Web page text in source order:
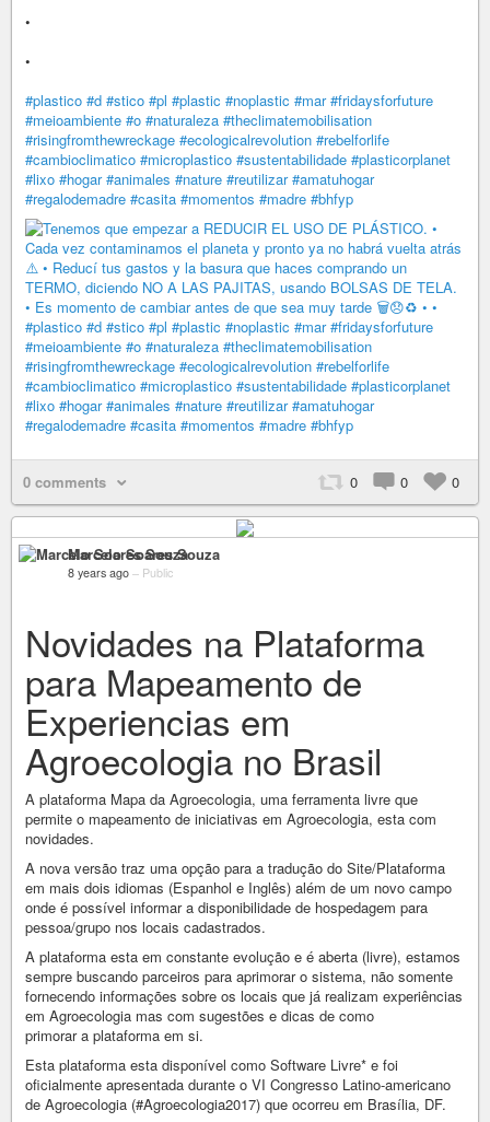
•
•
#plastico #d #stico #pl #plastic #noplastic #mar #fridaysforfuture
#meioambiente #o #naturaleza #theclimatemobilisation
#risingfromthewreckage #ecologicalrevolution #rebelforlife
#cambioclimatico #microplastico #sustentabilidade #plasticorplanet
#lixo #hogar #animales #nature #reutilizar #amatuhogar
#regalodemadre #casita #momentos #madre #bhfyp
0 comments 0 0 0
Marcelo Soares Souza
8 years ago – Public
Novidades na Plataforma
para Mapeamento de
Experiencias em
Agroecologia no Brasil
A plataforma Mapa da Agroecologia, uma ferramenta livre que
permite o mapeamento de iniciativas em Agroecologia, esta com
novidades.
A nova versão traz uma opção para a tradução do Site/Plataforma
em mais dois idiomas (Espanhol e Inglês) além de um novo campo
onde é possível informar a disponibilidade de hospedagem para
pessoa/grupo nos locais cadastrados.
A plataforma esta em constante evolução e é aberta (livre), estamos
sempre buscando parceiros para aprimorar o sistema, não somente
fornecendo informações sobre os locais que já realizam experiências
em Agroecologia mas com sugestões e dicas de como
primorar a plataforma em si.
Esta plataforma esta disponível como Software Livre* e foi
oficialmente apresentada durante o VI Congresso Latino-americano
de Agroecologia (#Agroecologia2017) que ocorreu em Brasília, DF.